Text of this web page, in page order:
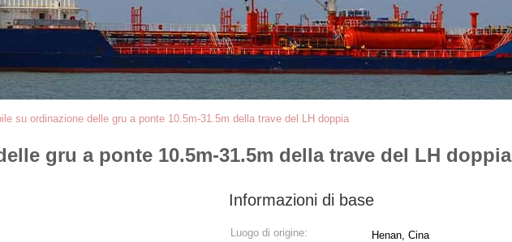
su ordinazione delle gru a ponte 10.5m-31.5m della trave del LH doppia
gru a ponte 10.5m-31.5m della trave del LH doppia
Informazioni di base
Luogo di origine: Henan, Cina